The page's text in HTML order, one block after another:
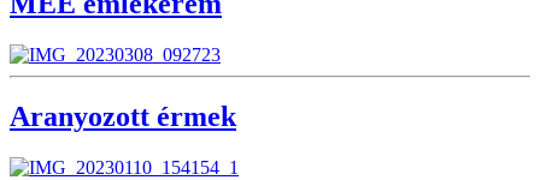
Aranyozott érmek